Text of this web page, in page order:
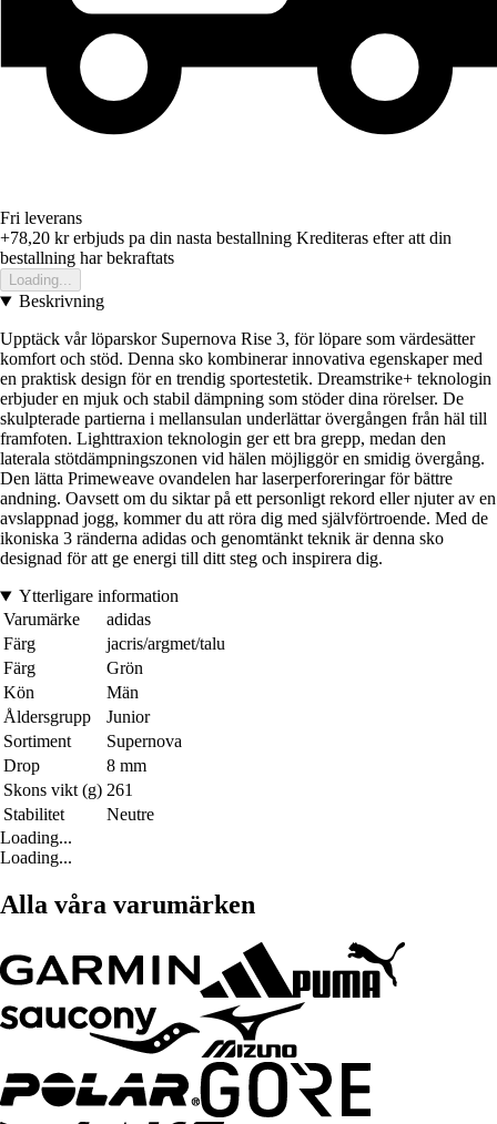
Fri leverans
+78,20 krerbjuds pa din nasta bestallning Krediteras efter att din
bestallning har bekraftats
Loading...
Beskrivning
Upptäck vår löparskor Supernova Rise 3, för löpare som värdesätter
komfort och stöd. Denna sko kombinerar innovativa egenskaper med
en praktisk design för en trendig sportestetik. Dreamstrike+ teknologin
erbjuder en mjuk och stabil dämpning som stöder dina rörelser. De
skulpterade partierna i mellansulan underlättar övergången från häl till
framfoten. Lighttraxion teknologin ger ett bra grepp, medan den
laterala stötdämpningszonen vid hälen möjliggör en smidig övergång.
Den lätta Primeweave ovandelen har laserperforeringar för bättre
andning. Oavsett om du siktar på ett personligt rekord eller njuter av en
avslappnad jogg, kommer du att röra dig med självförtroende. Med de
ikoniska 3 ränderna adidas och genomtänkt teknik är denna sko
designad för att ge energi till ditt steg och inspirera dig.
Ytterligare information
Varumärke
adidas
Färg
jacris/argmet/talu
Färg
Grön
Kön
Män
Åldersgrupp
Junior
Sortiment
Supernova
Drop
8 mm
Skons vikt (g) 261
Stabilitet
Neutre
Loading...
Loading...
Alla våra varumärken